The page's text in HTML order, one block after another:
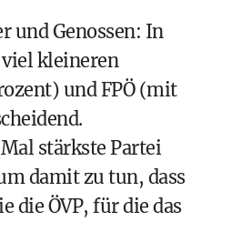
und Genossen: In
kleineren
und FPÖ (mit
stärkste Partei
damit zu tun, dass
die ÖVP, für die das